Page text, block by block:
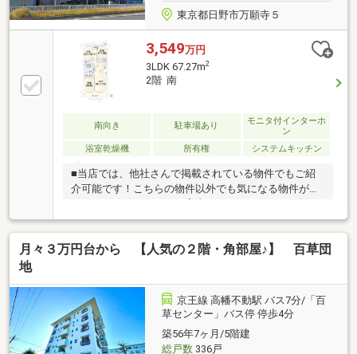
東京都日野市万願寺５
3,549万円
3LDK 67.27m2
2階 南
南向き 駐車場あり
モニタ付インターホ
ン
浴室乾燥機
所有権 システムキッチン
■当店では、他社さんで掲載されている物件でもご紹
介可能です！こちらの物件以外でも気になる物件がご
ご相談ください。 ■住宅ローンのご案内もお任せ下
さい。専属スタッフによりネット銀行等も含めた数あ
る金融機関の中からお客様にとってベストなプランを
致します。どうぞお気軽にお問い合わせください。
■当店には賃貸専門のスタッフもおりますので、賃貸
との同時相談も可能です。 ■ピタットハウス全国６
５１店舗のネットワークでお客様を全力サポート致し
月々３万円台から 【人気の２階・角部屋♪】 百草団
地
京王線 高幡不動駅 バス7分/「百
草センター」バス停 停歩4分
築56年7ヶ月/5階建
総戸数336戸